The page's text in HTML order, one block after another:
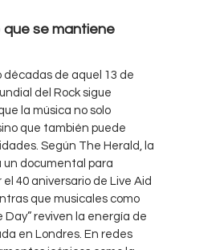
que se mantiene
décadas de aquel 13 de
del Rock sigue
la música no solo
que también puede
Según The Herald, la
un documental para
40 aniversario de Live Aid
que musicales como
Day” reviven la energía de
en Londres. En redes